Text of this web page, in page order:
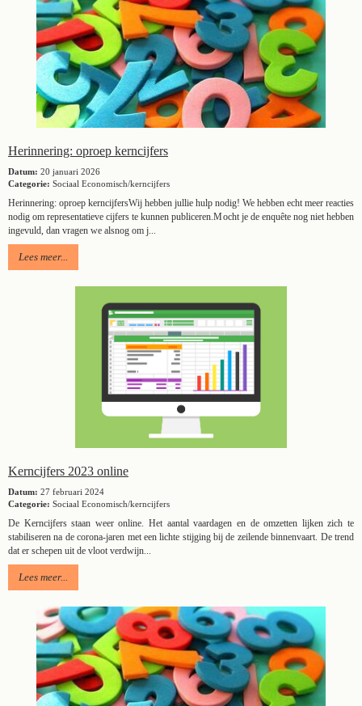
Herinnering: oproep kerncijfers
Datum: 20 januari 2026
Categorie: Sociaal Economisch/kerncijfers
Herinnering: oproep kerncijfersWij hebben jullie hulp nodig! We hebben echt meer reacties
nodig om representatieve cijfers te kunnen publiceren.Mocht je de enquête nog niet hebben
ingevuld, dan vragen we alsnog om j...
Lees meer...
Kerncijfers 2023 online
Datum: 27 februari 2024
Categorie: Sociaal Economisch/kerncijfers
De Kerncijfers staan weer online. Het aantal vaardagen en de omzetten lijken zich te
stabiliseren na de corona-jaren met een lichte stijging bij de zeilende binnenvaart. De trend
dat er schepen uit de vloot verdwijn...
Lees meer...